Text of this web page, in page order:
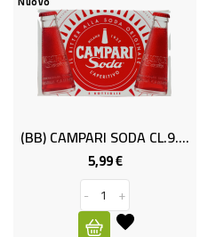
FORMAGGI
PASTA
FRESCA
PASTICCERIA
(BB) CAMPARI SODA CL.9.8x5
5,99 €Prezzo
-
+